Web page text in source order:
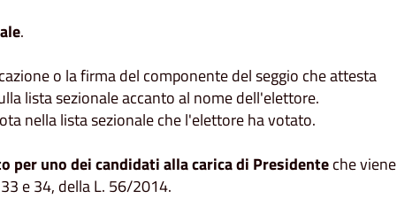
.
o la firma del componente del seggio che attesta
lista sezionale accanto al nome dell'elettore.
nella lista sezionale che l'elettore ha votato.
per uno dei candidati alla carica di Presidenteche viene
e 34, della L. 56/2014.